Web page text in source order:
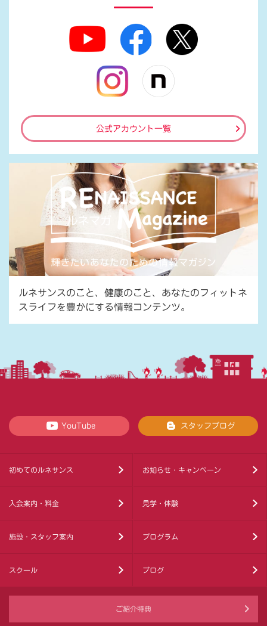
公式アカウント一覧
ルネサンスのこと、健康のこと、あなたのフィットネ
スライフを豊かにする情報コンテンツ。
YouTube スタッフブログ
初めてのルネサンス お知らせ・キャンペーン
入会案内・料金 見学・体験
施設・スタッフ案内 プログラム
スクール ブログ
ご紹介特典